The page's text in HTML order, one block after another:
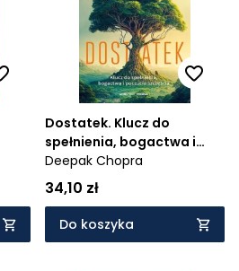
Dostatek. Klucz do
spełnienia, bogactwa i
poczucia szczęścia
Deepak Chopra
34,10 zł
Do koszyka